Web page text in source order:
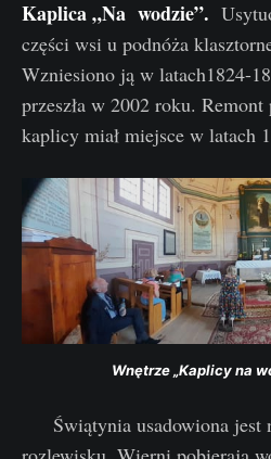
Kaplica „Na wodzie”.
części wsi u podnóża
Wzniesiono ją w latach1824-
przeszła w 2002 roku.
kaplicy miał miejsce w latach
Wnętrze „Kaplicy na
Świątynia usadowiona jest